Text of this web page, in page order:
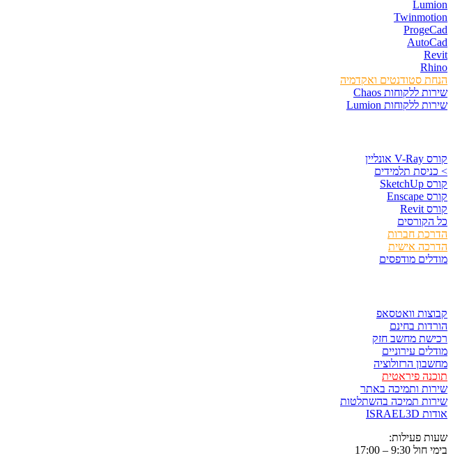
Lumion
Twinmotion
ProgeCad
AutoCad
Revit
Rhino
הנחת סטודנטים ואקדמיה
שירות ללקוחות Chaos
שירות ללקוחות Lumion
קורס V-Ray אונליין
> כניסת תלמידים
קורס SketchUp
קורס Enscape
קורס Revit
כל הקורסים
הדרכת חברות
הדרכה אישית
מודלים מודפסים
קבוצות וואטסאפ
הורדות בחינם
רכישת מחשב חזק
מודלים עירוניים
מחשבון הרזולוציה
תוכנה פיראטית
שירות ותמיכה באתר
שירות תמיכה בהשתלטות
אודות ISRAEL3D
שעות פעילות:
בימי חול 9:30 – 17:00